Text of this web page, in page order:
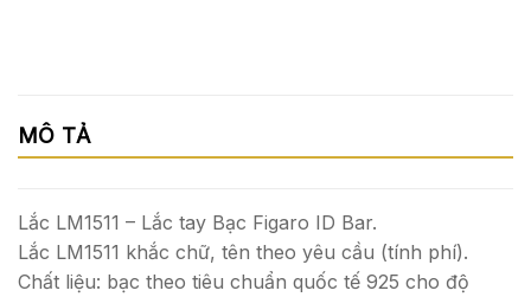
MÔ TẢ
Lắc LM1511 – Lắc tay Bạc Figaro ID Bar.
Lắc LM1511 khắc chữ, tên theo yêu cầu (tính phí).
Chất liệu: bạc theo tiêu chuẩn quốc tế 925 cho độ